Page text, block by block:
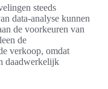
steeds
data-analyse kunnen
de voorkeuren van
de
verkoop, omdat
daadwerkelijk